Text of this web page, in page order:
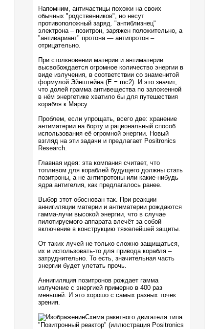
Напомним, античастицы похожи на своих
обычных "родственников", но несут
противоположный заряд. "антиблизнец"
электрона – позитрон, заряжен положительно, а
"антивариант" протона — антипротон –
отрицательно.
При столкновении материи и антиматерии
высвобождается огромное количество энергии в
виде излучения, в соответствии со знаменитой
формулой Эйнштейна (E = mc2). И это значит,
что долей грамма антивещества по заложенной
в нём энергетике хватило бы для путешествия
корабля к Марсу.
Проблем, если упрощать, всего две: хранение
антиматерии на борту и рациональный способ
использования её огромной энергии. Новый
взгляд на эти задачи и предлагает Positronics
Research.
Главная идея: эта компания считает, что
топливом для кораблей будущего должны стать
позитроны, а не антипротоны или какие-нибудь
ядра антигелия, как предлагалось ранее.
Выбор этот обоснован так. При реакции
аннигиляции материи и антиматерии рождаются
гамма-лучи высокой энергии, что в случае
пилотируемого аппарата влечёт за собой
включение в конструкцию тяжелейшей защиты.
От таких лучей не только сложно защищаться,
их и использовать-то для привода корабля –
затруднительно. То есть, значительная часть
энергии будет улетать прочь.
Аннигиляция позитронов рождает гамма
излучение с энергией примерно в 400 раз
меньшей. И это хорошо с самых разных точек
зрения.
Схема ракетного двигателя типа
"Позитронный реактор" (иллюстрация Positronics